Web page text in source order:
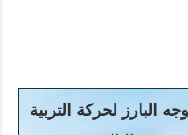
البارز لحركة التربية